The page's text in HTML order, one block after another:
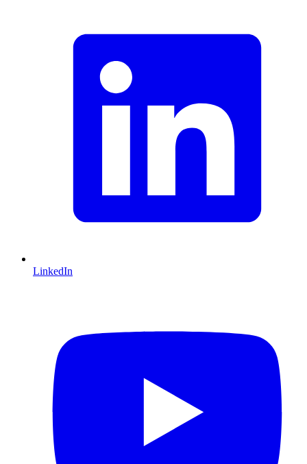
LinkedIn